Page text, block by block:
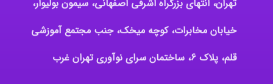
تهران، انتهای بزرگراه اشرفی اصفهانی، سیمون بولیوار،
خیابان مخابرات، کوچه میخک، جنب مجتمع آموزشی
قلم، پلاک 6، ساختمان سرای نوآوری تهران غرب